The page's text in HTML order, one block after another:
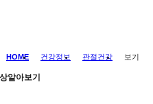
HOME 건강정보 관절건강 보기
알아보기